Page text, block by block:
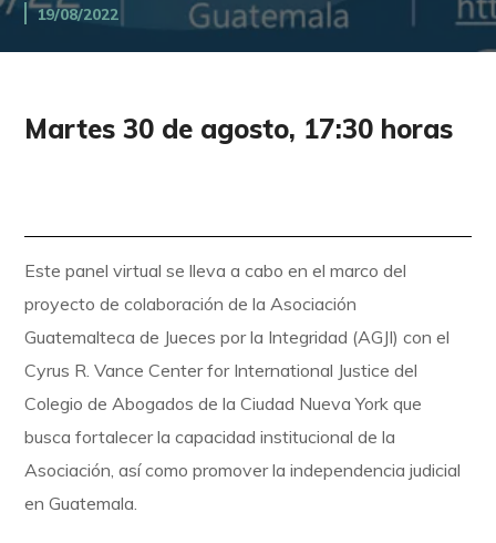
19/08/2022
Martes 30 de agosto, 17:30 horas
Este panel virtual se lleva a cabo en el marco del
proyecto de colaboración de la Asociación
Guatemalteca de Jueces por la Integridad (AGJI) con el
Cyrus R. Vance Center for International Justice del
Colegio de Abogados de la Ciudad Nueva York que
busca fortalecer la capacidad institucional de la
Asociación, así como promover la independencia judicial
en Guatemala.